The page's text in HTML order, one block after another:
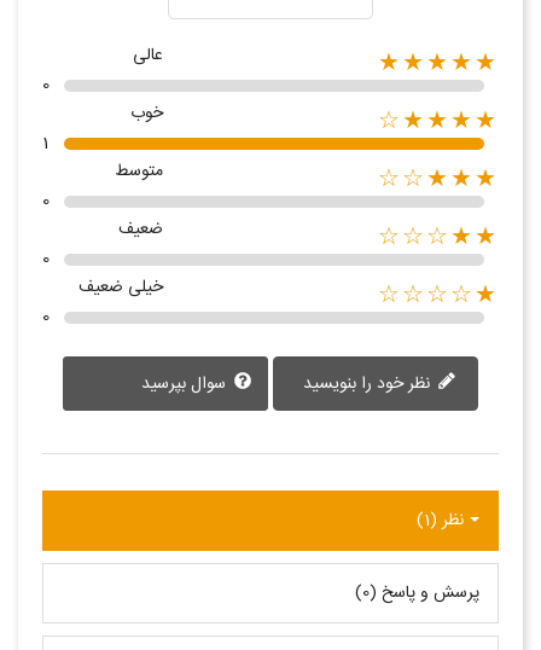
★★★★★
عالی
0
★★★★☆
خوب
1
★★★☆☆
متوسط
0
★★☆☆☆
ضعیف
0
★☆☆☆☆
خیلی ضعیف
0
سوال بپرسید
نظر (1)
پرسش و پاسخ (0)